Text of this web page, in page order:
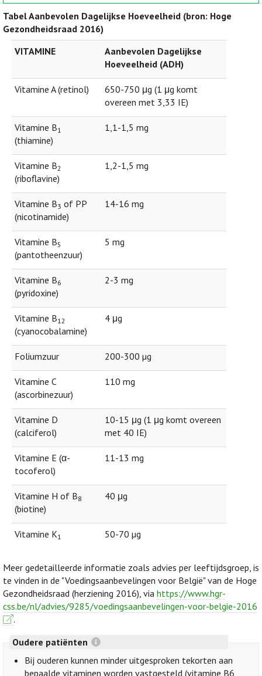
Tabel Aanbevolen Dagelijkse Hoeveelheid (bron: Hoge
Gezondheidsraad 2016)
VITAMINE
Aanbevolen Dagelijkse
Hoeveelheid (ADH)
Vitamine A (retinol)
650-750 μg (1 μg komt
overeen met 3,33 IE)
Vitamine B1
(thiamine)
1,1-1,5 mg
Vitamine B2
(riboflavine)
1,2-1,5 mg
Vitamine B3 of PP
(nicotinamide)
14-16 mg
Vitamine B5
(pantotheenzuur)
5 mg
Vitamine B6
(pyridoxine)
2-3 mg
Vitamine B12
(cyanocobalamine)
4 μg
Foliumzuur 200-300 µg
Vitamine C
(ascorbinezuur)
110 mg
Vitamine D
(calciferol)
10-15 μg (1 μg komt overeen
met 40 IE)
Vitamine E (α-
tocoferol)
11-13 mg
Vitamine H of B8
(biotine)
40 μg
Vitamine K1 50-70 µg
Meer gedetailleerde informatie zoals advies per leeftijdsgroep, is
te vinden in de "Voedingsaanbevelingen voor België" van de Hoge
Gezondheidsraad (herziening 2016), via https://www.hgr-
css.be/nl/advies/9285/voedingsaanbevelingen-voor-belgie-2016
.
Oudere patiënten
Bij ouderen kunnen minder uitgesproken tekorten aan
bepaalde vitaminen worden vastgesteld (vitamine B6,